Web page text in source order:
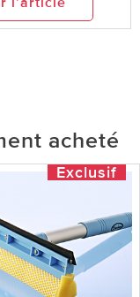
acheté
Exclusif